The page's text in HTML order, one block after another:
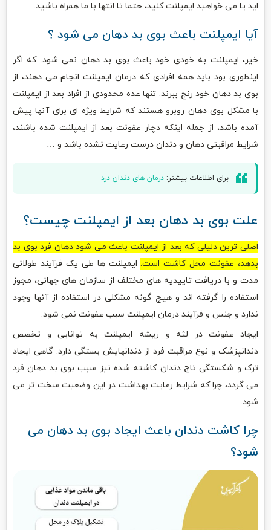
اید یا می خواهید ایمپلنت کنید، حتما تا انتها با ما همراه باشید.
آیا ایمپلنت باعث بوی بد دهان می شود ؟
خیر، ایمپلنت به خودی خود باعث بوی بد دهان نمی شود. که اگر
اینطوری بود باید همه افرادی که درمان ایمپلنت انجام می دهند، از
بوی بد دهان خود رنج ببرند. تنها عده محدودی از افراد بعد از ایمپلنت
با مشکل بوی دهان روبرو هستند که شرایط ویژه ای برای آنها پیش
آمده باشد، از جمله اینکه دچار عفونت بعد از ایمپلنت شده باشند،
شرایط مراقبتی دهان و دندان درست رعایت نشده باشد و …
برای اطلاعات بیشتر: درمان های دندان درد
علت بوی بد دهان بعد از ایمپلنت چیست؟
اصلی ترین دلیلی که بعد از ایمپلنت باعث می شود دهان فرد بوی بد
بدهد، عفونت محل کاشت است. ایمپلنت ها طی یک فرآیند طولانی
مدت و با دریافت تاییدیه های مختلف از سازمان های جهانی، مجوز
استفاده را گرفته اند و هیچ گونه مشکلی در استفاده از آنها وجود
ندارد و جنس و فرآیند درمان ایمپلنت سبب عفونت نمی شود.
ایجاد عفونت در لثه و ریشه ایمپلنت به توانایی و تخصص
دندانپزشک و نوع مراقبت فرد از دندانهایش بستگی دارد. گاهی ایجاد
ترک و شکستگی تاج دندان کاشته شده نیز سبب بوی بد دهان فرد
می گردد، چرا که شرایط رعایت بهداشت در این وضعیت سخت تر می
شود.
چرا کاشت دندان باعث ایجاد بوی بد دهان می
شود؟